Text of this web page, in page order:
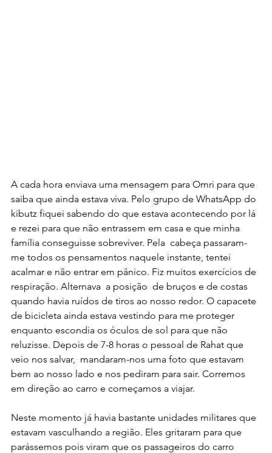
A cada hora enviava uma mensagem para Omri para que
saiba que ainda estava viva. Pelo grupo de WhatsApp do
kibutz fiquei sabendo do que estava acontecendo por lá
e rezei para que não entrassem em casa e que minha
família conseguisse sobreviver. Pela  cabeça passaram-
me todos os pensamentos naquele instante, tentei
acalmar e não entrar em pânico. Fiz muitos exercícios de
respiração. Alternava  a posição  de bruços e de costas
quando havia ruídos de tiros ao nosso redor. O capacete
de bicicleta ainda estava vestindo para me proteger
enquanto escondia os óculos de sol para que não
reluzisse. Depois de 7-8 horas o pessoal de Rahat que
veio nos salvar,  mandaram-nos uma foto que estavam
bem ao nosso lado e nos pediram para sair. Corremos
em direção ao carro e começamos a viajar.
Neste momento já havia bastante unidades militares que
estavam vasculhando a região. Eles gritaram para que
parássemos pois viram que os passageiros do carro